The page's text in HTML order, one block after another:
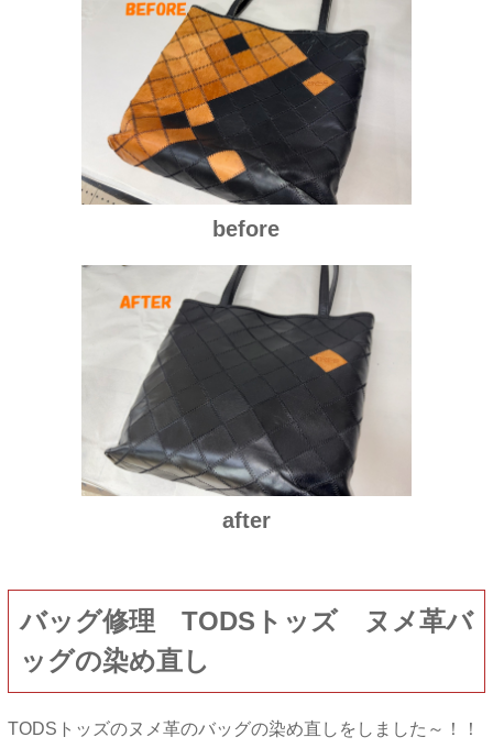
before
after
バッグ修理 TODSトッズ ヌメ革バ
ッグの染め直し
TODSトッズのヌメ革のバッグの染め直しをしました～！！